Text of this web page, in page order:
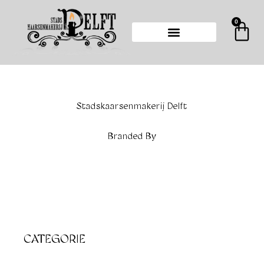
0
Stadskaarsenmakerij Delft
Branded By
CATEGORIE